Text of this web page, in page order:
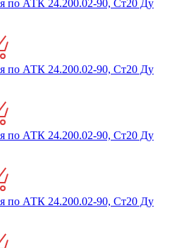
по АТК 24.200.02-90, Ст20 Ду
по АТК 24.200.02-90, Ст20 Ду
по АТК 24.200.02-90, Ст20 Ду
по АТК 24.200.02-90, Ст20 Ду